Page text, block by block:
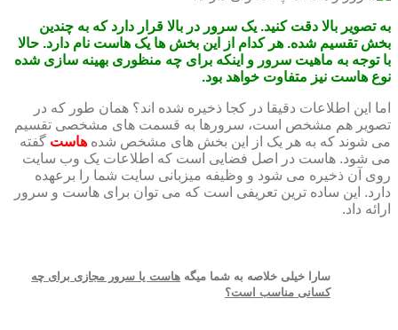
به تصویر بالا دقت کنید. یک سرور در بالا قرار دارد که به چندین
بخش تقسیم شده. هر کدام از این بخش ها یک هاست نام دارد. حالا
با توجه به ماهیت سرور و اینکه برای چه منظوری بهینه سازی شده
نوع هاست نیز متفاوت خواهد بود.
اما این اطلاعات دقیقا در کجا ذخیره شده اند؟ همان طور که در
تصویر هم مشخص است، سرورها به قسمت های مشخصی تقسیم
می شوند که به هر یک از این بخش های مشخص شده هاست گفته
می شود. هاست در اصل فضایی است که اطلاعات یک وب سایت
روی آن ذخیره می شود و وظیفه میزبانی سایت شما را برعهده
دارد. این ساده ترین تعریفی است که می توان برای هاست و سرور
ارائه داد.
سارا خیلی خلاصه به شما میگه هاست یا سرور مجازی برای چه
کسانی مناسب است؟